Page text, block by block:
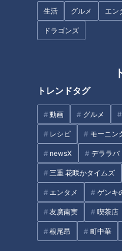
生活 グルメ エン
ドラゴンズ
トレンドタグ
動画 グルメ
レシピ モーニン
newsX デララバ
三重 花咲かタイムズ
エンタメ ゲンキ
友廣南実 喫茶店
根尾昂 町中華
https://www.youtube.com/
#みてちょてれび #CBC #
【関連リンク】
🎤「CBCアナウンサー」公
https://hicbc.com/
🎤「CBCアナウンサー」
https://twitter.com/
🎤「CBCアナウンサー」公
https://
CBCテレビLINE公式アカウ